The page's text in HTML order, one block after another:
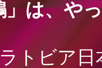
」は、や
トビア